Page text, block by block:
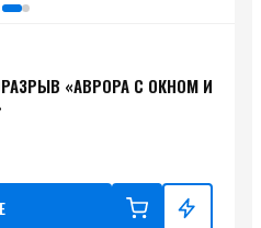
«АВРОРА С ОКНОМ И